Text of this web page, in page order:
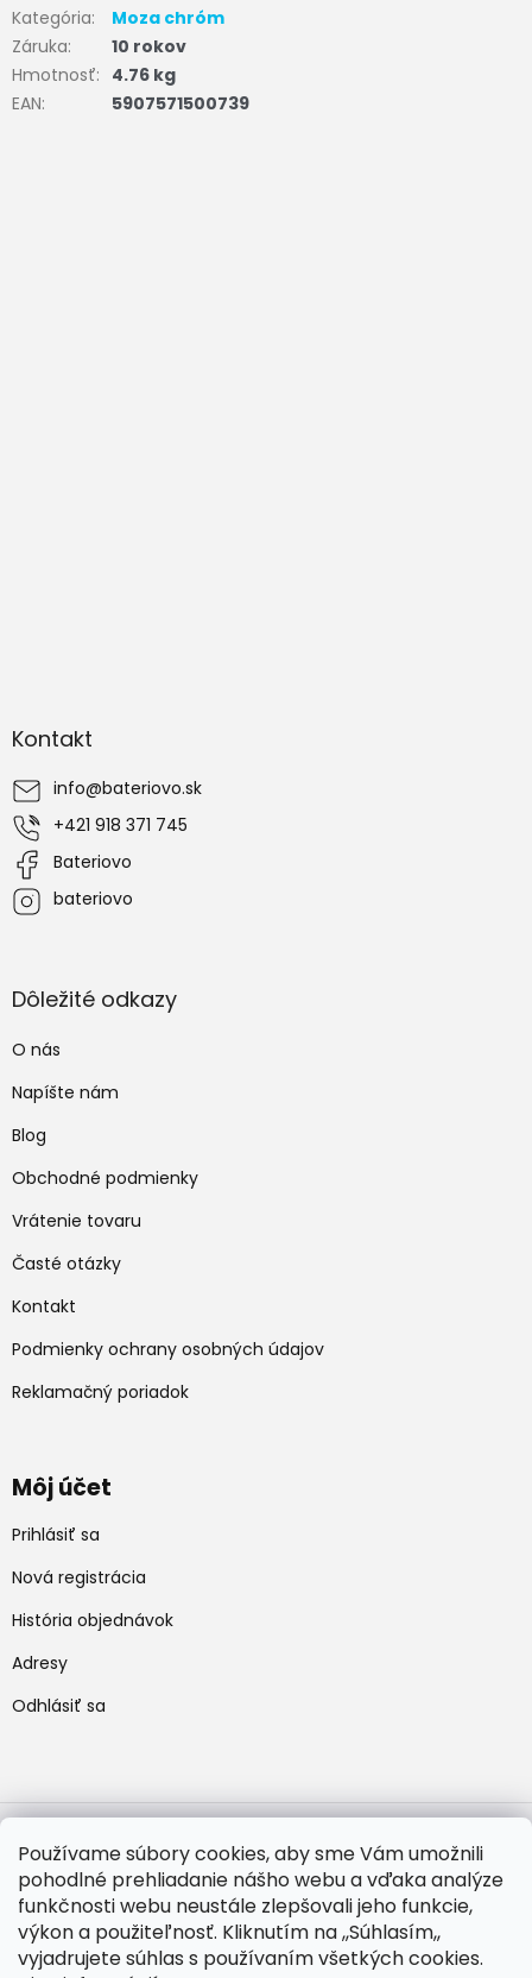
Používame súbory cookies, aby sme Vám umožnili
pohodlné prehliadanie nášho webu a vďaka analýze
funkčnosti webu neustále zlepšovali jeho funkcie,
výkon a použiteľnosť. Kliknutím na ,,Súhlasím,,
vyjadrujete súhlas s používaním všetkých cookies.
Kategória:
Moza chróm
Záruka:
10 rokov
Hmotnosť: 4.76 kg
EAN: 5907571500739
p
ä
Kontakt
info@bateriovo.sk
+421 918 371 745
Bateriovo
bateriovo
Dôležité odkazy
O nás
Napíšte nám
Blog
Obchodné podmienky
Vrátenie tovaru
Časté otázky
Kontakt
Podmienky ochrany osobných údajov
Reklamačný poriadok
Môj účet
Prihlásiť sa
Nová registrácia
História objednávok
Adresy
Odhlásiť sa
Vytvoril Shoptet